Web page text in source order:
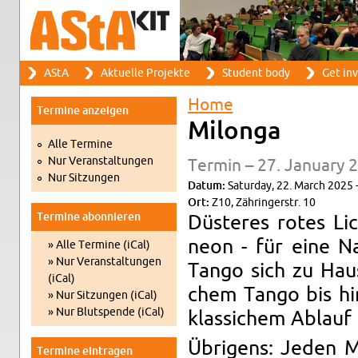
Search form
Search
Main menu
AStA Ak­tuelle Pro­jekte Stu­dent body Get
Ter­mine anzeigen
Alle Ter­mine
Nur Ve­r­anstal­tun­gen
Nur Sitzun­gen
Ter­mine abon­nieren
» Alle Ter­mine (iCal)
» Nur Ve­r­anstal­tun­gen
(iCal)
» Nur Sitzun­gen (iCal)
» Nur Blut­spende (iCal)
Ter­mine ein­tra­gen
You are here
Home
Mi­longa
Ter­min – 27. Jan­u­ary
Datum: Sat­ur­day, 22. March 2025
Ort: Z10, Zähringer­str. 10
Düsteres rotes
neon - für eine
Tango sich zu
chem Tango bis
klas­sichem
Übrigens: Jeden